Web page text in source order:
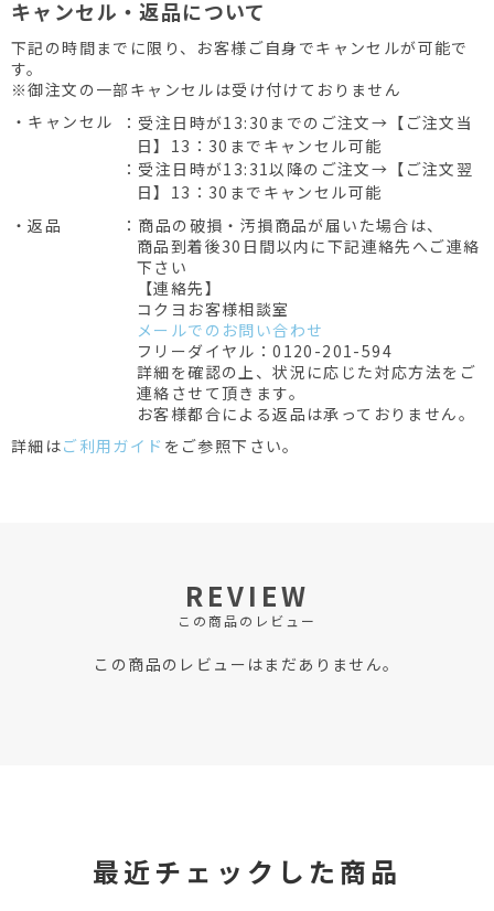
キャンセル・返品について
下記の時間までに限り、お客様ご自身でキャンセルが可能で
す。
※御注文の一部キャンセルは受け付けておりません
・キャンセル
：受注日時が13:30までのご注文→【ご注文当
日】13：30までキャンセル可能
：受注日時が13:31以降のご注文→【ご注文翌
日】13：30までキャンセル可能
・返品
：商品の破損・汚損商品が届いた場合は、
商品到着後30日間以内に下記連絡先へご連絡
下さい
【連絡先】
コクヨお客様相談室
メールでのお問い合わせ
フリーダイヤル：0120-201-594
詳細を確認の上、状況に応じた対応方法をご
連絡させて頂きます。
お客様都合による返品は承っておりません。
詳細はご利用ガイド をご参照下さい。
REVIEW
この商品のレビュー
この商品のレビューはまだありません。
最近チェックした商品